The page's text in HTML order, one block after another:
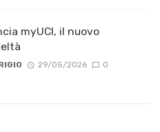
myUCI, il nuovo
29/05/2026 0